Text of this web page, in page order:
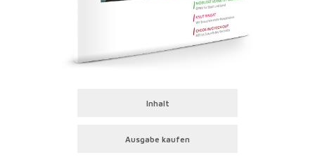
Inhalt
Ausgabe kaufen